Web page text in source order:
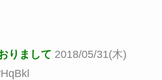
りまして 2018/05/31(木)